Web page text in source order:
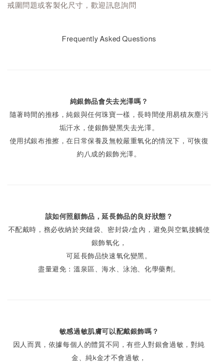
戒圍問題或客製化尺寸，歡迎訊息詢問
Frequently Asked Questions
純銀飾品會失去光澤嗎？
隨著時間的推移，純銀與任何珠寶一樣，長時間使用易積灰塵污
垢汗水，使銀飾變黑失去光澤。
使用拭銀布推擦，在日常保養及無較嚴重氧化的情況下，可恢復
約八成的銀飾光澤。
該如何照顧飾品，延長飾品的良好狀態？
不配戴時，務必收納於夾鏈袋、密封袋/盒內，避免與空氣接觸使
銀飾氧化，
可延長飾品快速氧化變黑。
盡量避免：溫泉區、海水、泳池、化學藥劑。
敏感過敏肌膚可以配戴銀飾嗎？
因人而異，依據每個人的體質不同，有些人對銀會過敏，對純
金、純k金才不會過敏，